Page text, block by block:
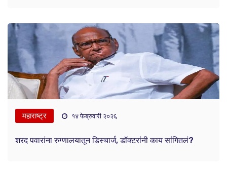
महाराष्ट्र १४ फेब्रुवारी २०२६
शरद पवारांना रुग्णालयातून डिस्चार्ज, डॉक्टरांनी काय सांगितलं?